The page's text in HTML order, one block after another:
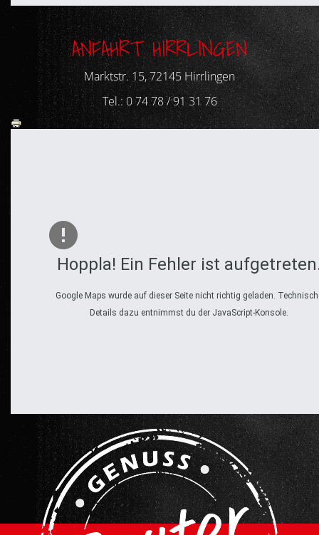
ANFAHRT HIRRLINGEN
Marktstr. 15, 72145 Hirrlingen
Tel.: 0 74 78 / 91 31 76
Hoppla! Ein Fehler ist
Google Maps wurde auf dieser Seite nicht richtig geladen.
Details dazu entnimmst du der JavaScript-Konsole.